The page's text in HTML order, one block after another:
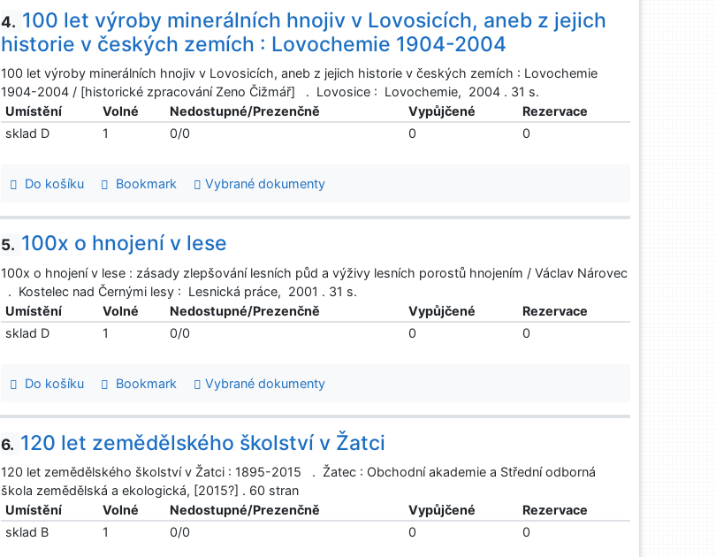
4. 100 let výroby minerálních hnojiv v Lovosicích, aneb z jejich
historie v českých zemích : Lovochemie 1904-2004
100 let výroby minerálních hnojiv v Lovosicích, aneb z jejich historie v českých zemích : Lovochemie
1904-2004 / [historické zpracování Zeno Čižmář] . Lovosice : Lovochemie, 2004 . 31 s.
Umístění
Volné Nedostupné/Prezenčně Vypůjčené
Rezervace
sklad D
1 0/0 0 0
Do košíku Bookmark Vybrané dokumenty
5. 100x o hnojení v lese
100x o hnojení v lese : zásady zlepšování lesních půd a výživy lesních porostů hnojením / Václav Nárovec
. Kostelec nad Černými lesy : Lesnická práce, 2001 . 31 s.
Umístění
Volné Nedostupné/Prezenčně Vypůjčené
Rezervace
sklad D
1 0/0 0 0
Do košíku Bookmark Vybrané dokumenty
6. 120 let zemědělského školství v Žatci
120 let zemědělského školství v Žatci : 1895-2015 . Žatec : Obchodní akademie a Střední odborná
škola zemědělská a ekologická, [2015?] . 60 stran
Umístění
Volné Nedostupné/Prezenčně Vypůjčené
Rezervace
sklad B
1 0/0 0 0